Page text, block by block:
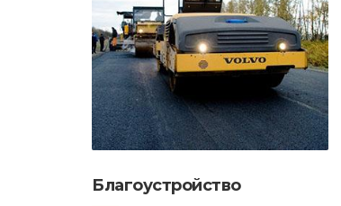
Благоустройство